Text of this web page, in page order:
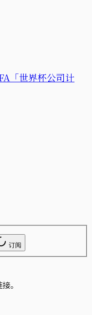
「世界杯公司计
订阅
。